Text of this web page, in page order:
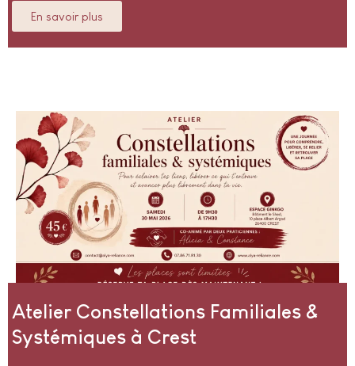
En savoir plus
Atelier Constellations Familiales &
Systémiques à Crest